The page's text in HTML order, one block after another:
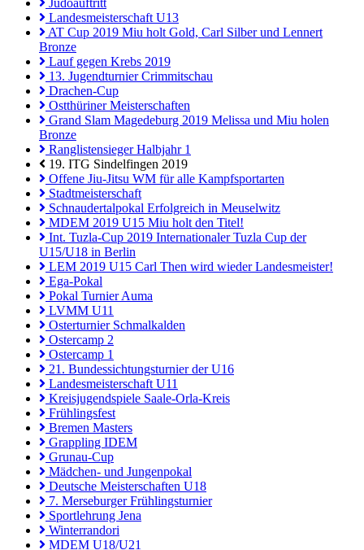
Judoauftritt
Landesmeisterschaft U13
AT Cup 2019 Miu holt Gold, Carl Silber und Lennert
Bronze
Lauf gegen Krebs 2019
13. Jugendturnier Crimmitschau
Drachen-Cup
Ostthüriner Meisterschaften
Grand Slam Magedeburg 2019 Melissa und Miu holen
Bronze
Ranglistensieger Halbjahr 1
19. ITG Sindelfingen 2019
Offene Jiu-Jitsu WM für alle Kampfsportarten
Stadtmeisterschaft
Schnaudertalpokal Erfolgreich in Meuselwitz
MDEM 2019 U15 Miu holt den Titel!
Int. Tuzla-Cup 2019 Internationaler Tuzla Cup der
U15/U18 in Berlin
LEM 2019 U15 Carl Then wird wieder Landesmeister!
Ega-Pokal
Pokal Turnier Auma
LVMM U11
Osterturnier Schmalkalden
Ostercamp 2
Ostercamp 1
21. Bundessichtungsturnier der U16
Landesmeisterschaft U11
Kreisjugendspiele Saale-Orla-Kreis
Frühlingsfest
Bremen Masters
Grappling IDEM
Grunau-Cup
Mädchen- und Jungenpokal
Deutsche Meisterschaften U18
7. Merseburger Frühlingsturnier
Sportlehrung Jena
Winterrandori
MDEM U18/U21